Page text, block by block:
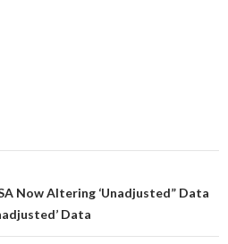
Now Altering ‘Unadjusted” Data
Data